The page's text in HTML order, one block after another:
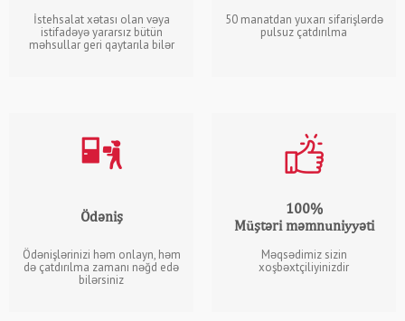
İstehsalat xətası olan vəya
istifadəyə yararsız bütün
məhsullar geri qaytarıla bilər
50 manatdan yuxarı sifarişlərdə
pulsuz çatdırılma
Ödəniş
Ödənişlərinizi həm onlayn, həm
də çatdırılma zamanı nəğd edə
bilərsiniz
100%
Müştəri məmnuniyyəti
Məqsədimiz sizin
xoşbəxtçiliyinizdir